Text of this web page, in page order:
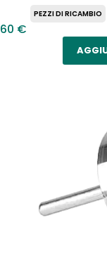
€
PEZZI DI RICAMBIO